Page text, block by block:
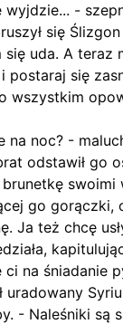
-
się
uda. A teraz
postaraj się
wszystkim
na noc? -
odstawił go
brunetkę swoimi
go gorączki,
Ja też chcę
na śniadanie
uradowany
- Naleśniki są